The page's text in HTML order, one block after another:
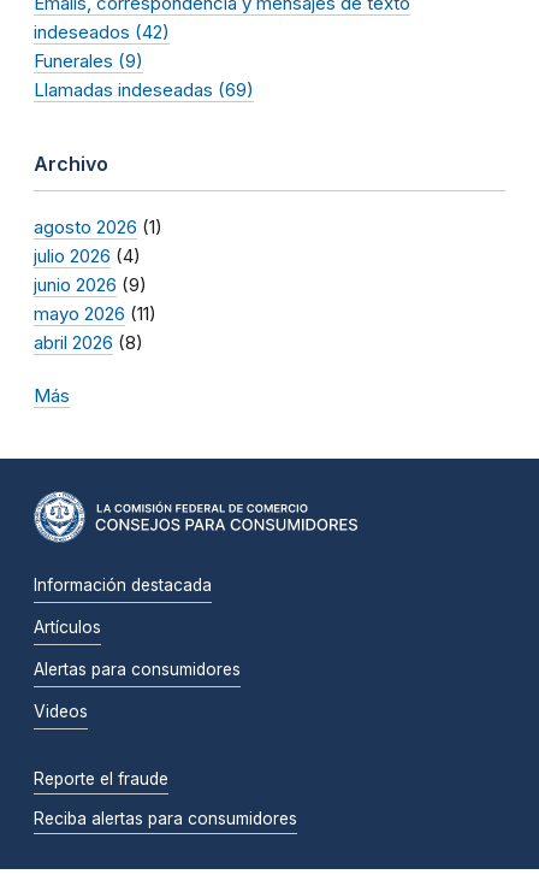
indeseados (42)
Funerales (9)
Llamadas indeseadas (69)
Archivo
agosto 2026 (1)
julio 2026 (4)
junio 2026 (9)
mayo 2026 (11)
abril 2026 (8)
Más
Información destacada
Artículos
Alertas para consumidores
Videos
Reporte el fraude
Reciba alertas para consumidores